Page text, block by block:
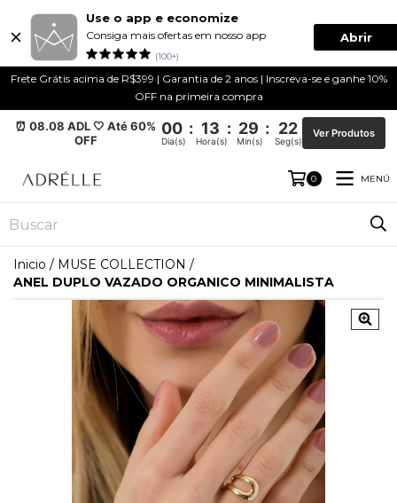
Use o app e economize
Consiga mais ofertas em nosso app
(100+)
Abrir
Frete Grátis acima de R$399 | Garantia de 2 anos | Inscreva-se e ganhe 10%
OFF na primeira compra
⏰ 08.08 ADL 🤍 Até 60%
OFF
00 : 13 : 29 : 22
Dia(s) Hora(s) Min(s) Seg(s)
Ver Produtos
0 MENÚ
Inicio / MUSE COLLECTION /
ANEL DUPLO VAZADO ORGANICO MINIMALISTA